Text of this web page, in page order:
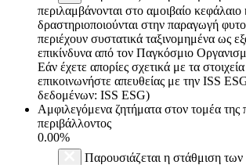
περιλαμβάνονται στο αμοιβαίο κεφάλαιο
δραστηριοποιούνται στην παραγωγή
περιέχουν συστατικά ταξινομημένα ως
επικίνδυνα από τον Παγκόσμιο
Εάν έχετε απορίες σχετικά με τα
επικοινωνήστε απευθείας με την ISS
δεδομένων: ISS ESG)
Αμφιλεγόμενα ζητήματα στον τομέα της
περιβάλλοντος
0.00%
Παρουσιάζεται η στάθμιση των